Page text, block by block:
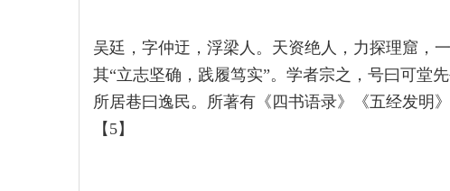
吴廷，字仲迂，浮梁人。天资绝人，力探理窟，
其“立志坚确，践履笃实”。学者宗之，号曰可堂
所居巷曰逸民。所著有《四书语录》《五经发明
【5】